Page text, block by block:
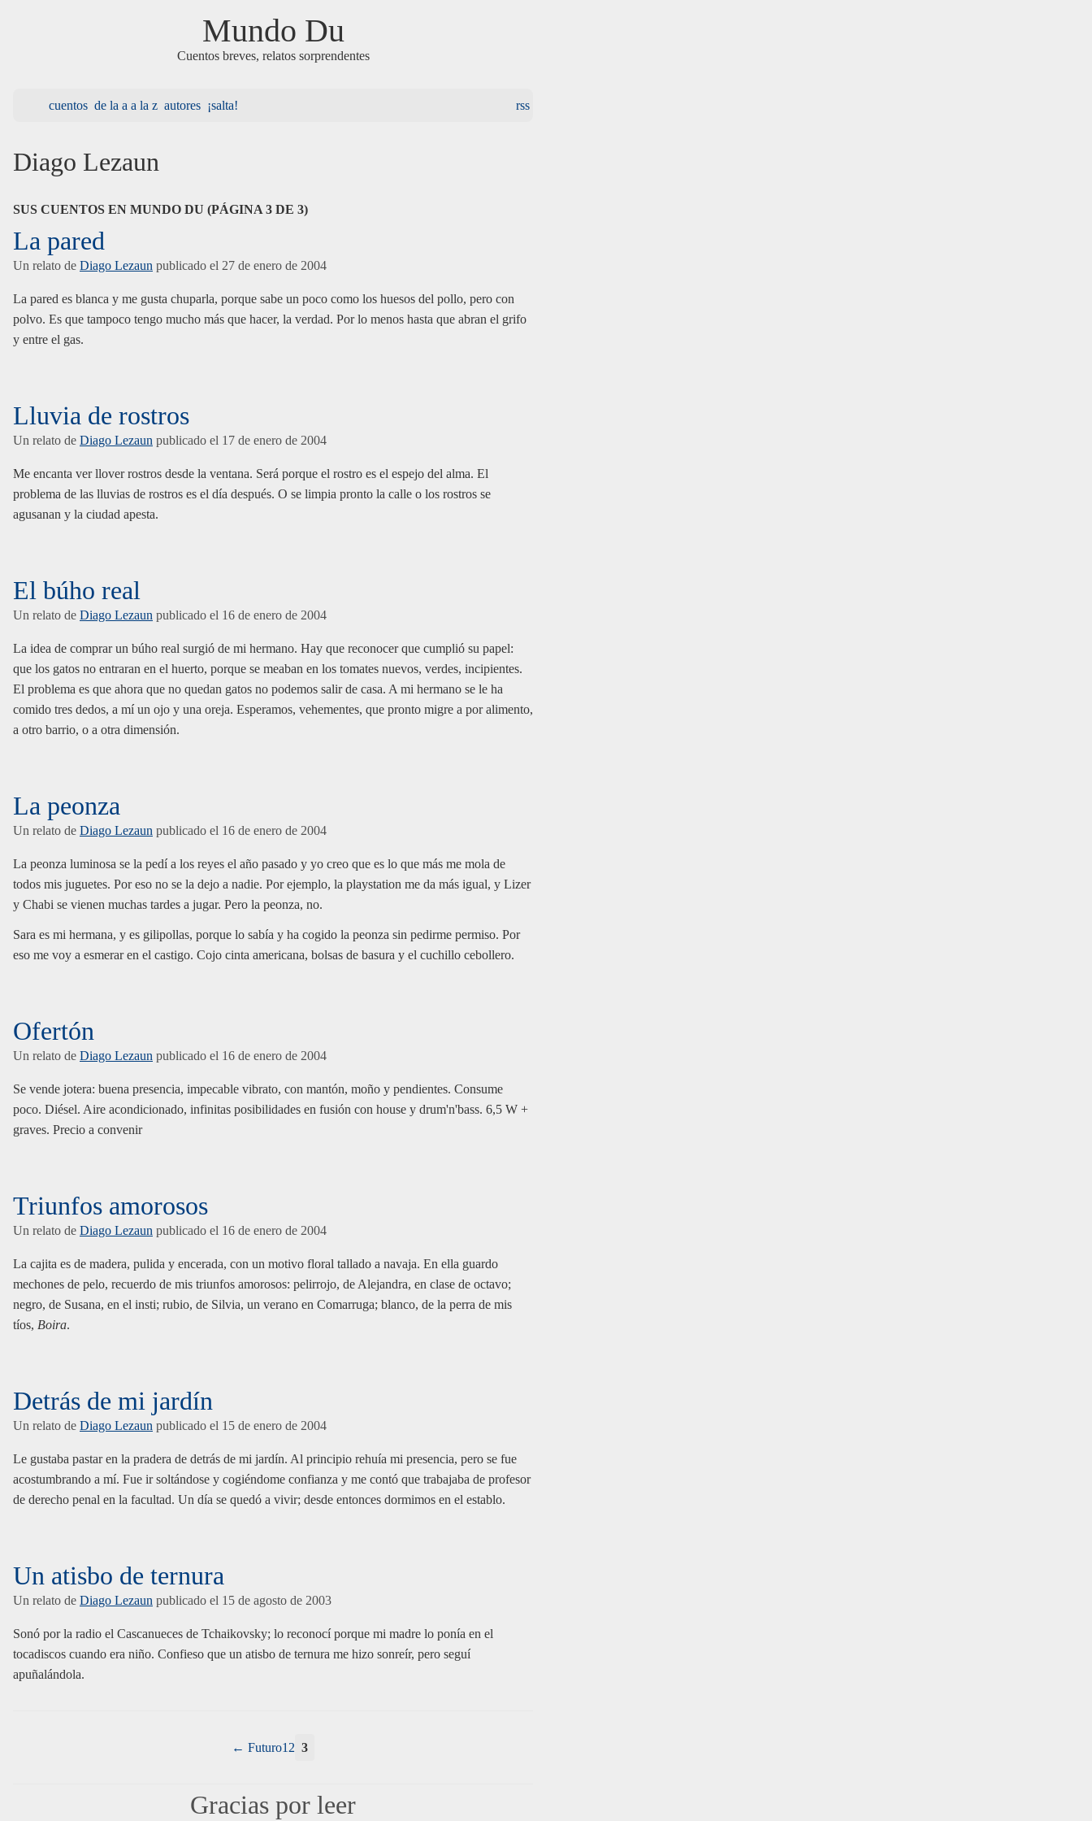
Mundo Du
Cuentos breves, relatos sorprendentes
cuentos de la a a la z autores ¡salta! rss
Diago Lezaun
SUS CUENTOS EN MUNDO DU (PÁGINA 3 DE 3)
La pared
Un relato de Diago Lezaun publicado el 27 de enero de 2004
La pared es blanca y me gusta chuparla, porque sabe un poco como los huesos del pollo, pero con
polvo. Es que tampoco tengo mucho más que hacer, la verdad. Por lo menos hasta que abran el grifo
y entre el gas.
Lluvia de rostros
Un relato de Diago Lezaun publicado el 17 de enero de 2004
Me encanta ver llover rostros desde la ventana. Será porque el rostro es el espejo del alma. El
problema de las lluvias de rostros es el día después. O se limpia pronto la calle o los rostros se
agusanan y la ciudad apesta.
El búho real
Un relato de Diago Lezaun publicado el 16 de enero de 2004
La idea de comprar un búho real surgió de mi hermano. Hay que reconocer que cumplió su papel:
que los gatos no entraran en el huerto, porque se meaban en los tomates nuevos, verdes, incipientes.
El problema es que ahora que no quedan gatos no podemos salir de casa. A mi hermano se le ha
comido tres dedos, a mí un ojo y una oreja. Esperamos, vehementes, que pronto migre a por alimento,
a otro barrio, o a otra dimensión.
La peonza
Un relato de Diago Lezaun publicado el 16 de enero de 2004
La peonza luminosa se la pedí a los reyes el año pasado y yo creo que es lo que más me mola de
todos mis juguetes. Por eso no se la dejo a nadie. Por ejemplo, la playstation me da más igual, y Lizer
y Chabi se vienen muchas tardes a jugar. Pero la peonza, no.
Sara es mi hermana, y es gilipollas, porque lo sabía y ha cogido la peonza sin pedirme permiso. Por
eso me voy a esmerar en el castigo. Cojo cinta americana, bolsas de basura y el cuchillo cebollero.
Ofertón
Un relato de Diago Lezaun publicado el 16 de enero de 2004
Se vende jotera: buena presencia, impecable vibrato, con mantón, moño y pendientes. Consume
poco. Diésel. Aire acondicionado, infinitas posibilidades en fusión con house y drum'n'bass. 6,5 W +
graves. Precio a convenir
Triunfos amorosos
Un relato de Diago Lezaun publicado el 16 de enero de 2004
La cajita es de madera, pulida y encerada, con un motivo floral tallado a navaja. En ella guardo
mechones de pelo, recuerdo de mis triunfos amorosos: pelirrojo, de Alejandra, en clase de octavo;
negro, de Susana, en el insti; rubio, de Silvia, un verano en Comarruga; blanco, de la perra de mis
tíos, Boira.
Detrás de mi jardín
Un relato de Diago Lezaun publicado el 15 de enero de 2004
Le gustaba pastar en la pradera de detrás de mi jardín. Al principio rehuía mi presencia, pero se fue
acostumbrando a mí. Fue ir soltándose y cogiéndome confianza y me contó que trabajaba de profesor
de derecho penal en la facultad. Un día se quedó a vivir; desde entonces dormimos en el establo.
Un atisbo de ternura
Un relato de Diago Lezaun publicado el 15 de agosto de 2003
Sonó por la radio el Cascanueces de Tchaikovsky; lo reconocí porque mi madre lo ponía en el
tocadiscos cuando era niño. Confieso que un atisbo de ternura me hizo sonreír, pero seguí
apuñalándola.
Futuro1 2 3
Gracias por leer